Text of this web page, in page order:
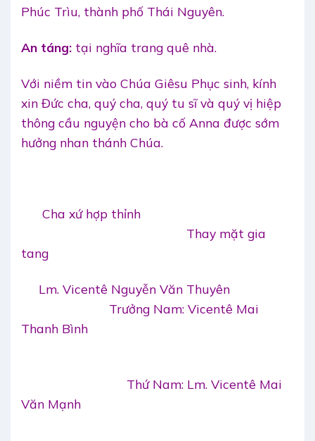
Phúc Trìu, thành phố Thái Nguyên.
An táng: tại nghĩa trang quê nhà.
Với niềm tin vào Chúa Giêsu Phục sinh, kính
xin Đức cha, quý cha, quý tu sĩ và quý vị hiệp
thông cầu nguyện cho bà cố Anna được sớm
hưởng nhan thánh Chúa.
Cha xứ hợp thỉnh
Thay mặt gia
tang
Lm. Vicentê Nguyễn Văn Thuyên
Trưởng Nam: Vicentê Mai
Thanh Bình
Thứ Nam: Lm. Vicentê Mai
Văn Mạnh